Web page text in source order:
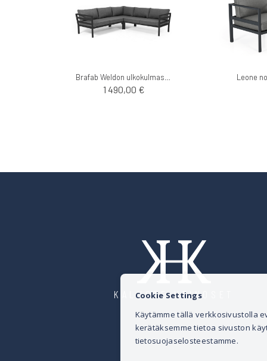
1 490,00 €
Leone
KALUSTE HEINOSET
Cookie Settings
Käytämme tällä verkkosivustolla
kerätäksemme tietoa sivuston
tietosuojaselosteestamme.